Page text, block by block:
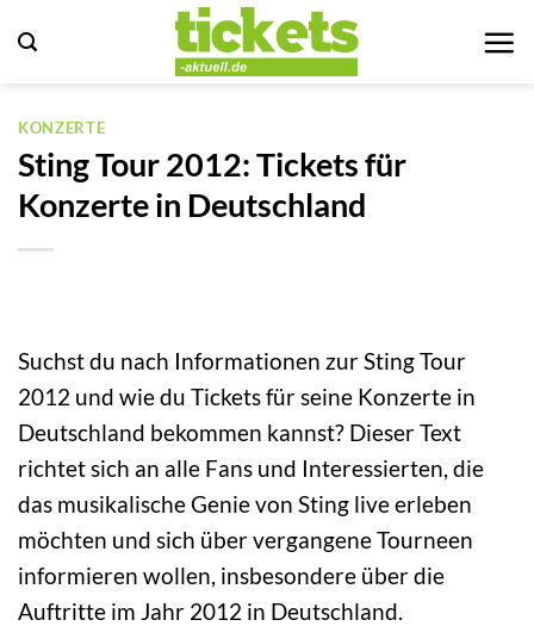
Inhalt
KONZERTE
Sting Tour 2012: Tickets für
Konzerte in Deutschland
Suchst du nach Informationen zur Sting Tour
2012 und wie du Tickets für seine Konzerte in
Deutschland bekommen kannst? Dieser Text
richtet sich an alle Fans und Interessierten, die
das musikalische Genie von Sting live erleben
möchten und sich über vergangene Tourneen
informieren wollen, insbesondere über die
Auftritte im Jahr 2012 in Deutschland.